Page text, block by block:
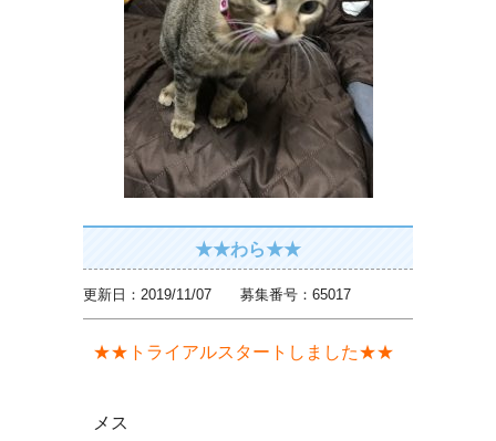
★★わら★★
更新日：2019/11/07 募集番号：65017
★★トライアルスタートしました★★
メス